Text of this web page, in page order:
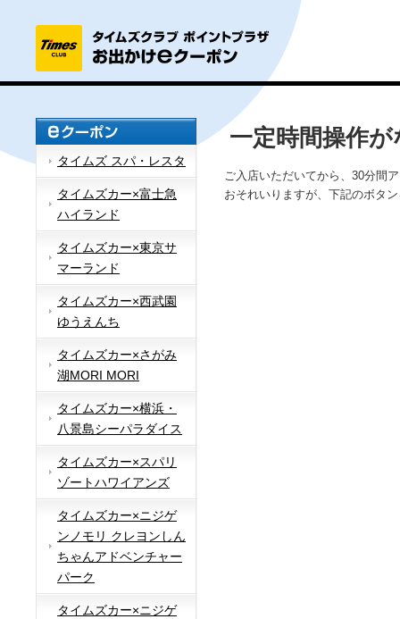
タイムズ スパ・レスタ
タイムズカー×富士急
ハイランド
タイムズカー×東京サ
マーランド
タイムズカー×西武園
ゆうえんち
タイムズカー×さがみ
湖MORI MORI
タイムズカー×横浜・
八景島シーパラダイス
タイムズカー×スパリ
ゾートハワイアンズ
タイムズカー×ニジゲ
ンノモリ クレヨンしん
ちゃんアドベンチャー
パーク
タイムズカー×ニジゲ
一定時間操作
ご入店いただいてから、30分間
おそれいりますが、下記のボタ